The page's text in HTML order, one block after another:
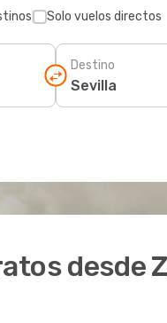
Solo vuelos directos
Destino
desde